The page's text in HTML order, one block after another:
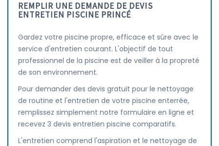
REMPLIR UNE DEMANDE DE DEVIS
ENTRETIEN PISCINE PRINCÉ
Gardez votre piscine propre, efficace et sûre avec le
service d'entretien courant. L'objectif de tout
professionnel de la piscine est de veiller à la propreté
de son environnement.
Pour demander des devis gratuit pour le nettoyage
de routine et l'entretien de votre piscine enterrée,
remplissez simplement notre formulaire en ligne et
recevez 3 devis entretien piscine comparatifs.
L'entretien comprend l'aspiration et le nettoyage de